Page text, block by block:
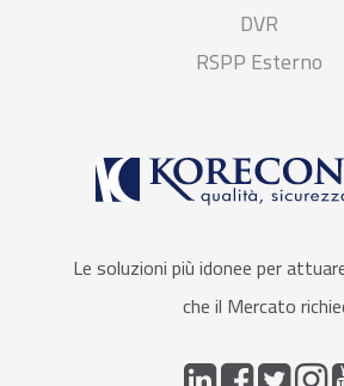
DVR
RSPP Esterno
Le soluzioni più idonee per
che il Mercato